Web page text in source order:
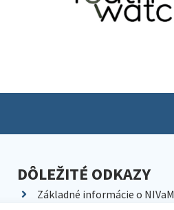
DÔLEŽITÉ ODKAZY
Základné informácie o NIVaM